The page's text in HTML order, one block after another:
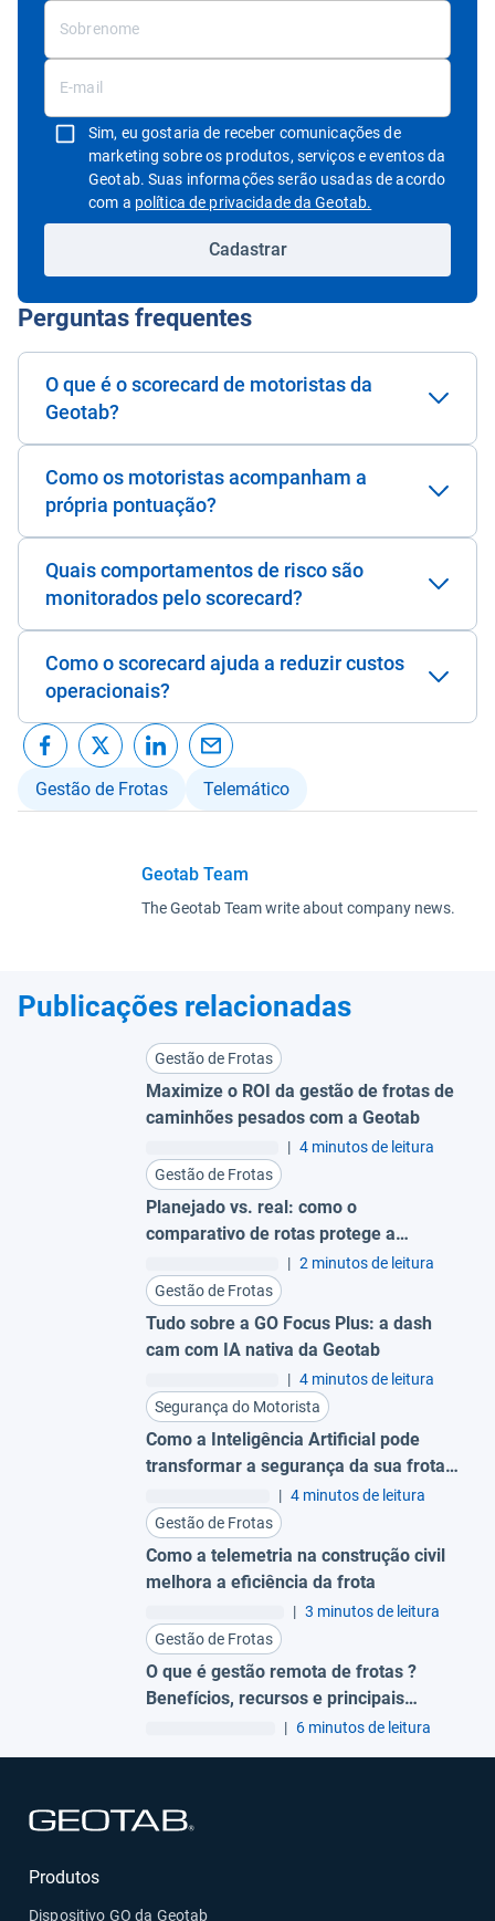
Sim, eu gostaria de receber comunicações de
marketing sobre os produtos, serviços e eventos da
Geotab. Suas informações serão usadas de acordo
com a política de privacidade da Geotab.
Cadastrar
Perguntas frequentes
O que é o scorecard de motoristas da
Geotab?
Como os motoristas acompanham a
própria pontuação?
Quais comportamentos de risco são
monitorados pelo scorecard?
Como o scorecard ajuda a reduzir custos
operacionais?
Gestão de Frotas Telemático
Geotab Team
The Geotab Team write about company news.
Publicações relacionadas
Gestão de Frotas
Maximize o ROI da gestão de frotas de
caminhões pesados com a Geotab
| 4 minutos de leitura
Gestão de Frotas
Planejado vs. real: como o
comparativo de rotas protege a
margem da sua operação
| 2 minutos de leitura
Gestão de Frotas
Tudo sobre a GO Focus Plus: a dash
cam com IA nativa da Geotab
| 4 minutos de leitura
Segurança do Motorista
Como a Inteligência Artificial pode
transformar a segurança da sua frota:
Da reação à prevenção
| 4 minutos de leitura
Gestão de Frotas
Como a telemetria na construção civil
melhora a eficiência da frota
| 3 minutos de leitura
Gestão de Frotas
O que é gestão remota de frotas ?
Benefícios, recursos e principais
plataformas no Brasil
| 6 minutos de leitura
Produtos
Dispositivo GO da Geotab